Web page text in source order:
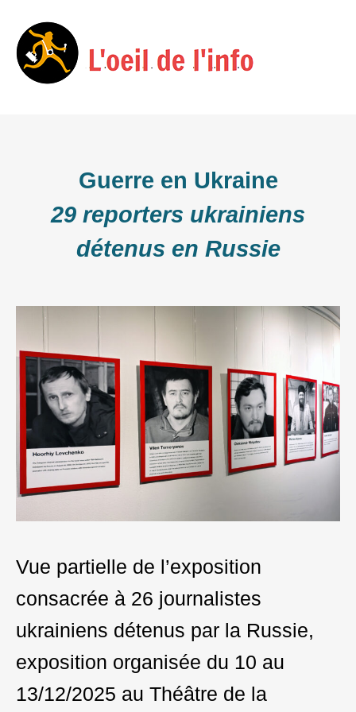
Skip
to
Guerre en Ukraine
29 reporters ukrainiens
détenus en Russie
Vue partielle de l’exposition
consacrée à 26 journalistes
ukrainiens détenus par la Russie,
exposition organisée du 10 au
13/12/2025 au Théâtre de la